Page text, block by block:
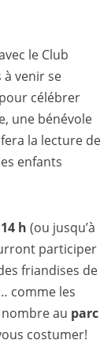
le Club
venir se
célébrer
une bénévole
fera la lecture de
enfants
h (ou jusqu’à
participer
friandises de
comme les
au parc
costumer!